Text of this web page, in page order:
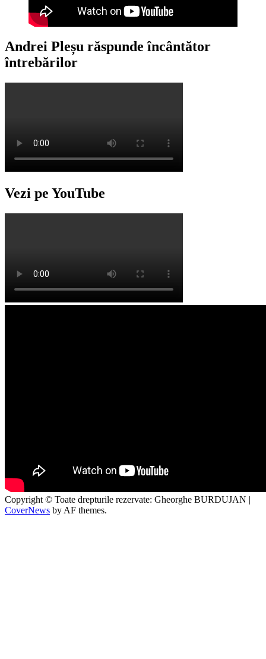
Andrei Pleșu răspunde încântător
întrebărilor
Vezi pe YouTube
Copyright © Toate drepturile rezervate: Gheorghe BURDUJAN |
CoverNews by AF themes.